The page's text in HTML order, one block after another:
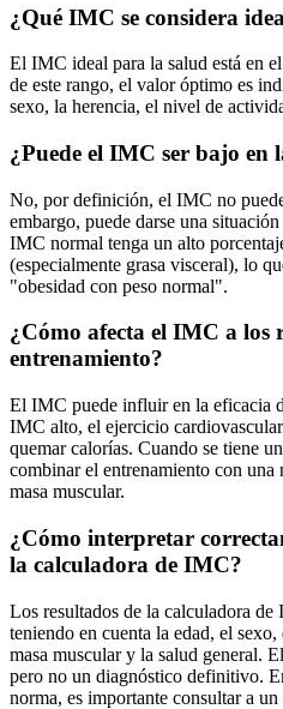
¿Qué IMC se considera
El IMC ideal para la salud está en
de este rango, el valor óptimo es
sexo, la herencia, el nivel de
¿Puede el IMC ser bajo en
No, por definición, el IMC no
embargo, puede darse una
IMC normal tenga un alto
(especialmente grasa visceral), lo
"obesidad con peso normal".
¿Cómo afecta el IMC a los
entrenamiento?
El IMC puede influir en la eficacia
IMC alto, el ejercicio
quemar calorías. Cuando se tiene
combinar el entrenamiento con una
masa muscular.
¿Cómo interpretar
la calculadora de IMC?
Los resultados de la calculadora de
teniendo en cuenta la edad, el
masa muscular y la salud general.
pero no un diagnóstico definitivo.
norma, es importante consultar a un